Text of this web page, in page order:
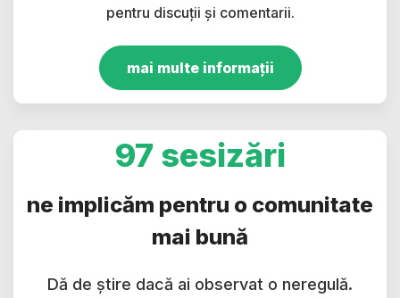
pentru discuții și comentarii.
mai multe informații
97 sesizări
ne implicăm pentru o comunitate
mai bună
Dă de știre dacă ai observat o neregulă.